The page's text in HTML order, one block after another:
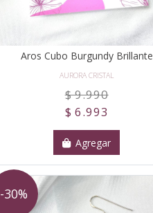
Aros Cubo Burgundy Brillante
AURORA CRISTAL
$ 9.990
$ 6.993
Agregar
-30%